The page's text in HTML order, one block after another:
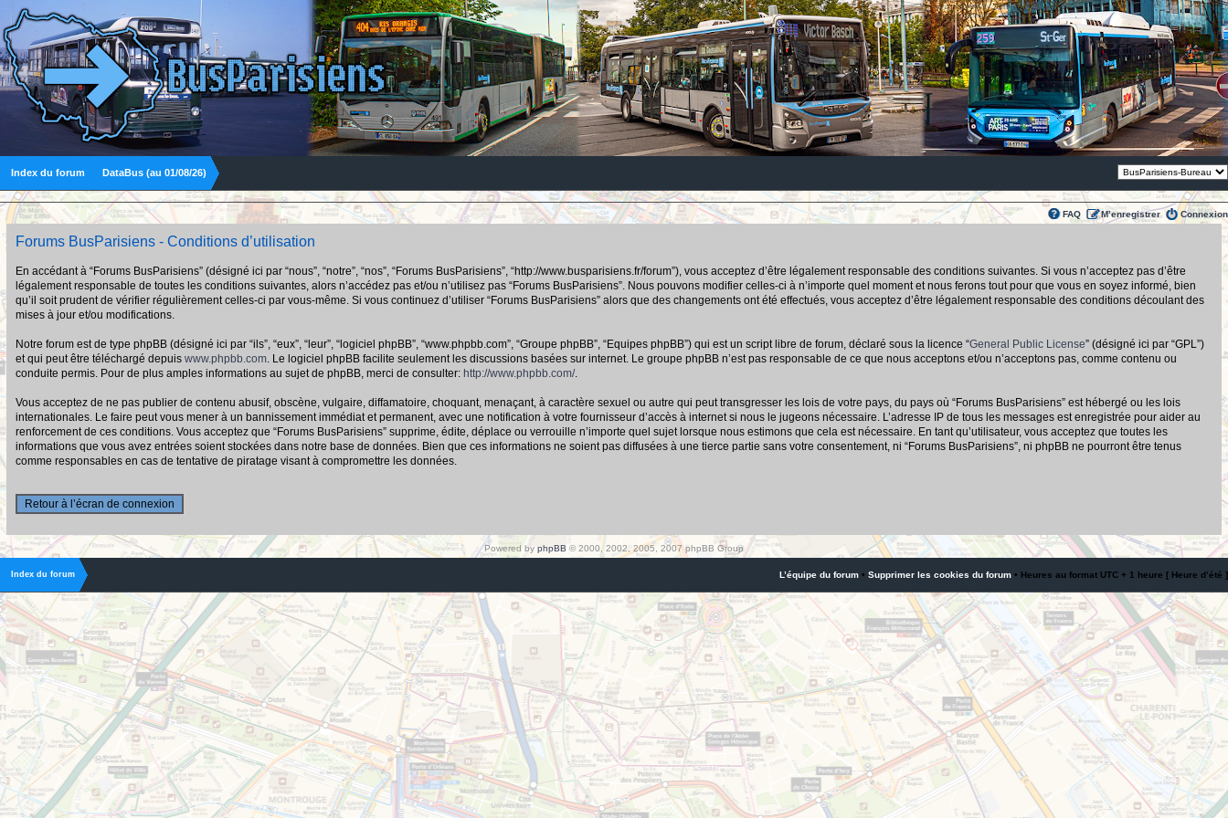
Index du forum DataBus (au 01/08/26)
FAQ M’enregistrer Connexion
Forums BusParisiens - Conditions d’utilisation
En accédant à “Forums BusParisiens” (désigné ici par “nous”, “notre”, “nos”, “Forums BusParisiens”, “http://www.busparisiens.fr/forum”), vous acceptez d’être légalement responsable des conditions suivantes. Si vous n’acceptez pas d’être
légalement responsable de toutes les conditions suivantes, alors n’accédez pas et/ou n’utilisez pas “Forums BusParisiens”. Nous pouvons modifier celles-ci à n’importe quel moment et nous ferons tout pour que vous en soyez informé, bien
qu’il soit prudent de vérifier régulièrement celles-ci par vous-même. Si vous continuez d’utiliser “Forums BusParisiens” alors que des changements ont été effectués, vous acceptez d’être légalement responsable des conditions découlant des
mises à jour et/ou modifications.
Notre forum est de type phpBB (désigné ici par “ils”, “eux”, “leur”, “logiciel phpBB”, “www.phpbb.com”, “Groupe phpBB”, “Equipes phpBB”) qui est un script libre de forum, déclaré sous la licence “General Public License” (désigné ici par “GPL”)
et qui peut être téléchargé depuis www.phpbb.com . Le logiciel phpBB facilite seulement les discussions basées sur internet. Le groupe phpBB n’est pas responsable de ce que nous acceptons et/ou n’acceptons pas, comme contenu ou
conduite permis. Pour de plus amples informations au sujet de phpBB, merci de consulter: http://www.phpbb.com/.
Vous acceptez de ne pas publier de contenu abusif, obscène, vulgaire, diffamatoire, choquant, menaçant, à caractère sexuel ou autre qui peut transgresser les lois de votre pays, du pays où “Forums BusParisiens” est hébergé ou les lois
internationales. Le faire peut vous mener à un bannissement immédiat et permanent, avec une notification à votre fournisseur d’accès à internet si nous le jugeons nécessaire. L’adresse IP de tous les messages est enregistrée pour aider au
renforcement de ces conditions. Vous acceptez que “Forums BusParisiens” supprime, édite, déplace ou verrouille n’importe quel sujet lorsque nous estimons que cela est nécessaire. En tant qu’utilisateur, vous acceptez que toutes les
informations que vous avez entrées soient stockées dans notre base de données. Bien que ces informations ne soient pas diffusées à une tierce partie sans votre consentement, ni “Forums BusParisiens”, ni phpBB ne pourront être tenus
comme responsables en cas de tentative de piratage visant à compromettre les données.
Retour à l’écran de connexion
Powered by phpBB © 2000, 2002, 2005, 2007 phpBB Group
Index du forum L’équipe du forum • Supprimer les cookies du forum • Heures au format UTC + 1 heure [ Heure d’été ]